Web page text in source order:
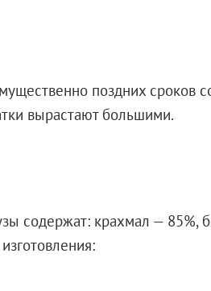
поздних сроков
вырастают большими.
содержат: крахмал — 85%,